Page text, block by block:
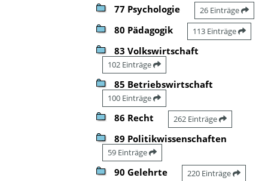
77 Psychologie 26 Einträge
80 Pädagogik 113 Einträge
83 Volkswirtschaft
102 Einträge
85 Betriebswirtschaft
100 Einträge
86 Recht 262 Einträge
89 Politikwissenschaften
59 Einträge
90 Gelehrte 220 Einträge